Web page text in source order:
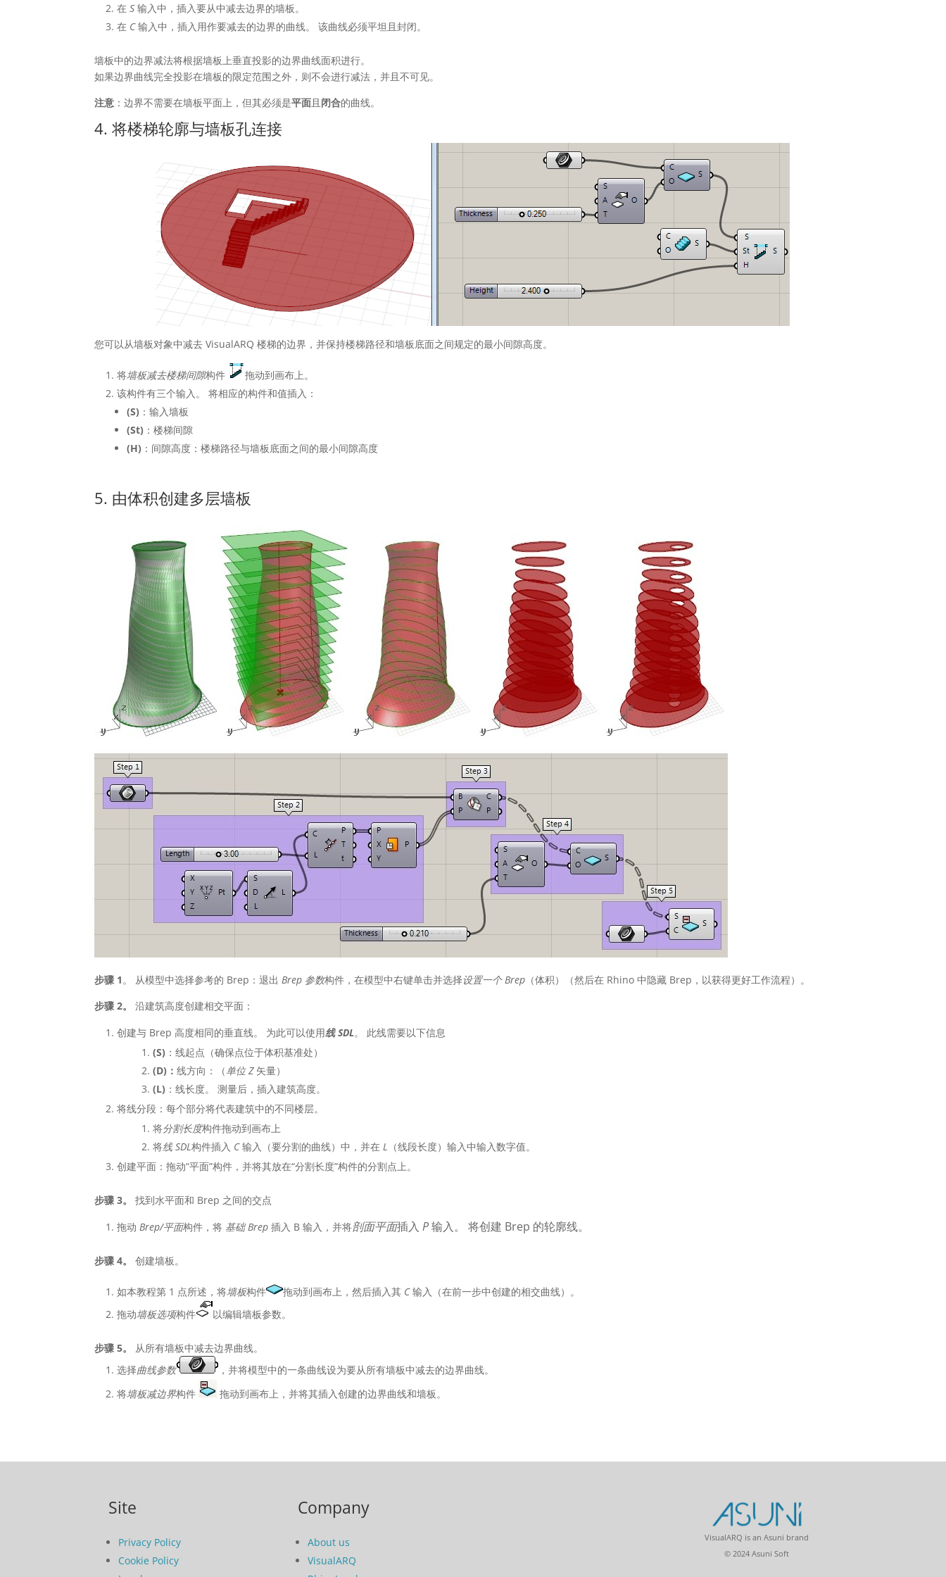
在S 输入中，插入要从中减去边界的墙板。
在 C输入中，插入用作要减去的边界的曲线。 该曲线必须平坦且封闭。
墙板中的边界减法将根据墙板上垂直投影的边界曲线面积进行。
如果边界曲线完全投影在墙板的限定范围之外，则不会进行减法，并且不可见。
注意 ：边界不需要在墙板平面上，但其必须是平面且 闭合的曲线。
4. 将楼梯轮廓与墙板孔连接
您可以从墙板对象中减去 VisualARQ 楼梯的边界，并保持楼梯路径和墙板底面之间规定的最小间隙高度。
将墙板减去楼梯间隙构件
拖动到画布上。
该构件有三个输入。 将相应的构件和值插入：
(S) ：输入墙板
(St) ：楼梯间隙
(H) ：间隙高度：楼梯路径与墙板底面之间的最小间隙高度
5. 由体积创建多层墙板
步骤 1。 从模型中选择参考的 Brep：退出Brep 参数构件，在模型中右键单击并选择设置一个 Brep （体积）（然后在 Rhino 中隐藏 Brep，以获得更好工作流程）。
步骤 2。
沿建筑高度创建相交平面：
创建与 Brep 高度相同的垂直线。 为此可以使用线 SDL。 此线需要以下信息
(S) ：线起点（确保点位于体积基准处）
(D)：线方向：（单位 Z矢量）
(L) ：线长度。 测量后，插入建筑高度。
将线分段：每个部分将代表建筑中的不同楼层。
将分割长度构件拖动到画布上
将线 SDL构件插入 C输入（要分割的曲线）中，并在L （线段长度）输入中输入数字值。
创建平面：拖动“平面”构件，并将其放在“分割长度”构件的分割点上。
步骤 3。
找到水平面和 Brep 之间的交点
拖动Brep/平面构件，将 基础 Brep 插入 B 输入，并将剖面平面插入P输入。 将创建 Brep 的轮廓线。
步骤 4。 创建墙板。
如本教程第 1 点所述，将墙板构件 拖动到画布上，然后插入其 C输入（在前一步中创建的相交曲线）。
拖动墙板选项构件 以编辑墙板参数。
步骤 5。
从所有墙板中减去边界曲线。
选择曲线参数
，并将模型中的一条曲线设为要从所有墙板中减去的边界曲线。
将墙板减边界构件 拖动到画布上，并将其插入创建的边界曲线和墙板。
Site
Privacy Policy
Cookie Policy
Company
About us
VisualARQ
VisualARQ is an Asuni brand
© 2024 Asuni Soft